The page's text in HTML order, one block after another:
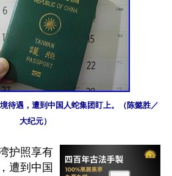
待遇，遭到中国人蛇集团盯上。（陈懿胜／
大纪元）
护照享有
遭到中国